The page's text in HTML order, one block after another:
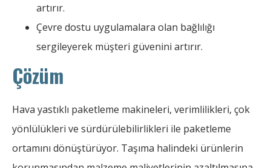
artırır.
Çevre dostu uygulamalara olan bağlılığı
sergileyerek müşteri güvenini artırır.
Çözüm
Hava yastıklı paketleme makineleri, verimlilikleri, çok
yönlülükleri ve sürdürülebilirlikleri ile paketleme
ortamını dönüştürüyor. Taşıma halindeki ürünlerin